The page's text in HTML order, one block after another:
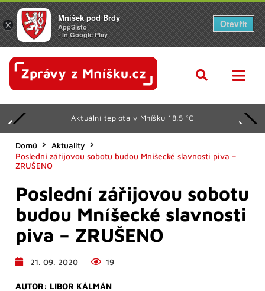
Aktuální teplota v Mníšku 18.5 °C
Domů
Aktuality
Poslední zářijovou sobotu budou Mníšecké slavnosti piva –
ZRUŠENO
Poslední zářijovou sobotu
budou Mníšecké slavnosti
piva – ZRUŠENO
21. 09. 2020 19
AUTOR: LIBOR KÁLMÁN
×
Mníšek pod Brdy
AppSisto
- In Google Play
Otevřít